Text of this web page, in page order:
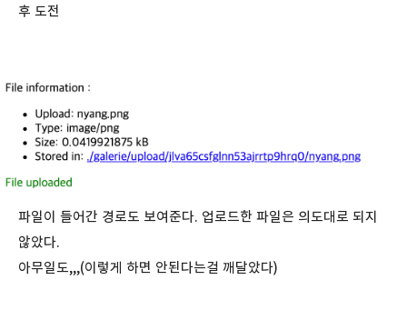
후 도전
파일이 들어간 경로도 보여준다. 업로드한 파일은 의도대로 되지
않았다.
아무일도,,,(이렇게 하면 안된다는걸 깨달았다)